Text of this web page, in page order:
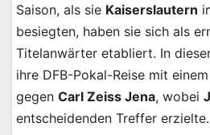
Saison, als sie Kaiserslautern
besiegten, haben sie sich als
Titelanwärter etabliert. In
ihre DFB-Pokal-Reise mit
gegen Carl Zeiss Jena, wobei
entscheidenden Treffer erzielte.